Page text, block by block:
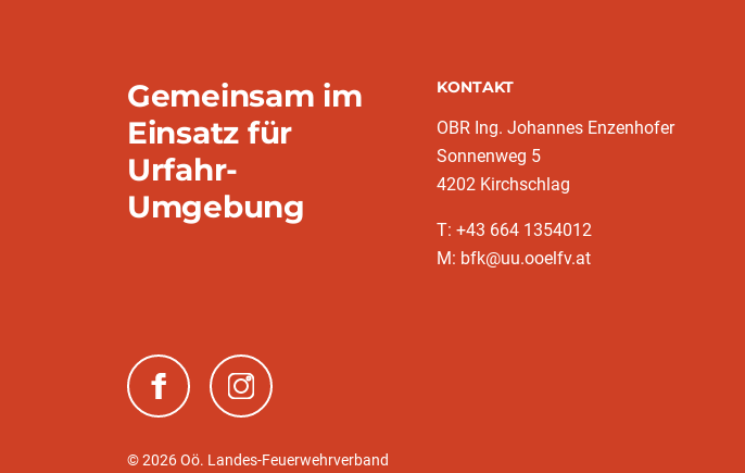
Gemeinsam im
Einsatz für
Urfahr-
Umgebung
KONTAKT
OBR Ing. Johannes Enzenhofer
Sonnenweg 5
4202 Kirchschlag
T: +43 664 1354012
M: bfk@uu.ooelfv.at
(neues Fenster)(neues Fenster)
© 2026 Oö. Landes-Feuerwehrverband